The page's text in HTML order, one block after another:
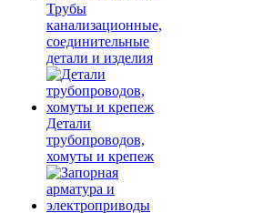
Трубы
канализационные,
соединительные
детали и изделия
Детали
трубопроводов,
хомуты и крепеж